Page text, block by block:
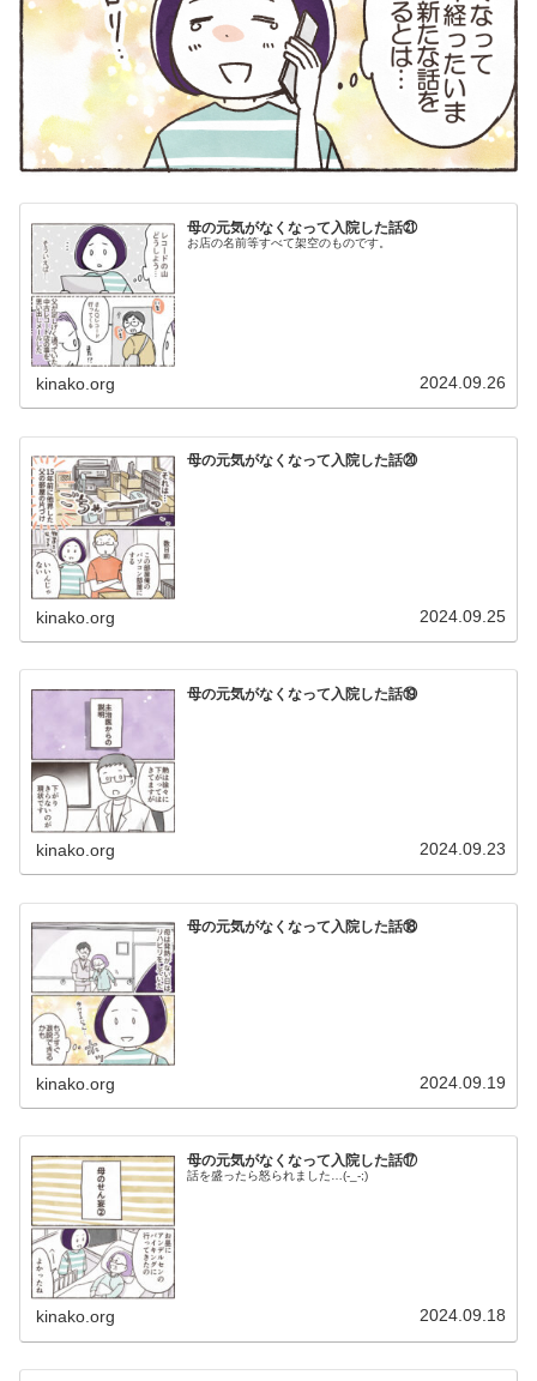
母の元気がなくなって入院した話㉑
お店の名前等すべて架空のものです。
kinako.org 2024.09.26
母の元気がなくなって入院した話⑳
kinako.org 2024.09.25
母の元気がなくなって入院した話⑲
kinako.org 2024.09.23
母の元気がなくなって入院した話⑱
kinako.org 2024.09.19
母の元気がなくなって入院した話⑰
話を盛ったら怒られました…(-_-;)
kinako.org 2024.09.18